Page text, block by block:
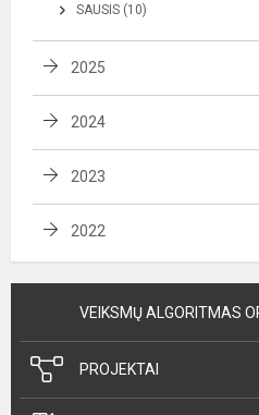
SAUSIS (10)
2025
2024
2023
2022
VEIKSMŲ ALGORITMAS
PROJEKTAI